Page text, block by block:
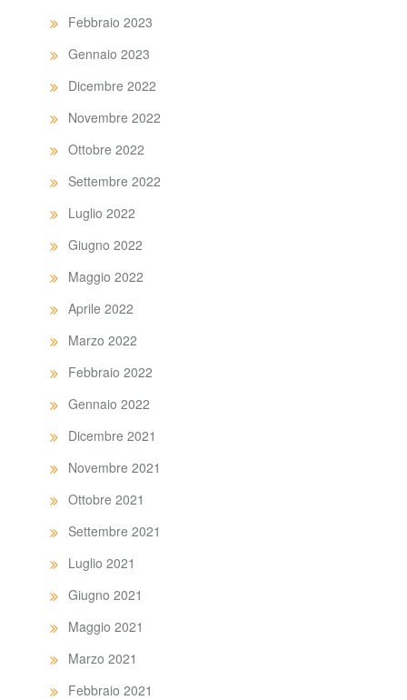
Febbraio 2023
Gennaio 2023
Dicembre 2022
Novembre 2022
Ottobre 2022
Settembre 2022
Luglio 2022
Giugno 2022
Maggio 2022
Aprile 2022
Marzo 2022
Febbraio 2022
Gennaio 2022
Dicembre 2021
Novembre 2021
Ottobre 2021
Settembre 2021
Luglio 2021
Giugno 2021
Maggio 2021
Marzo 2021
Febbraio 2021